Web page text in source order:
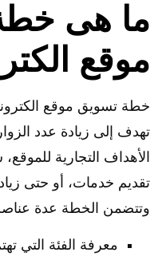
ما هى
موقع
خطة تسويق موقع
تهدف إلى زيادة عدد
الأهداف التجارية
تقديم خدمات، أو حتى
وتتضمن الخطة عدة
معرفة الفئة التي